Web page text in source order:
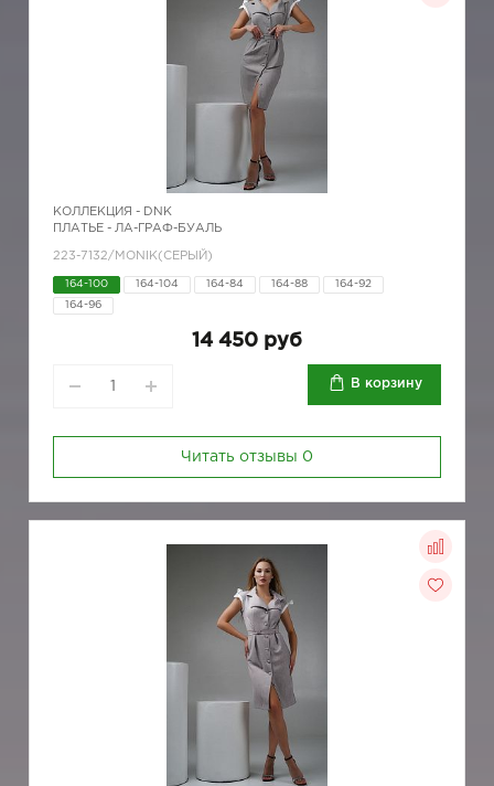
КОЛЛЕКЦИЯ - DNK
ПЛАТЬЕ - ЛА-ГРАФ-БУАЛЬ
223-7132/MONIK(СЕРЫЙ)
164-100 164-104 164-84 164-88 164-92
164-96
14 450 руб
В корзину
Читать отзывы 0